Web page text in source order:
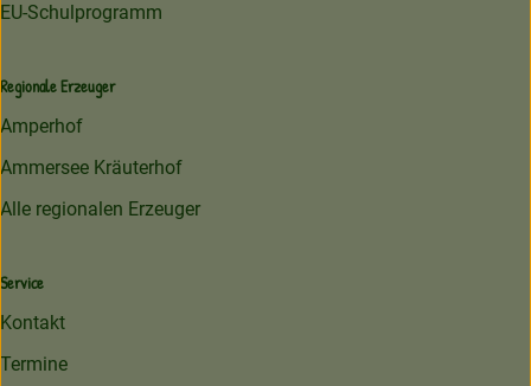
EU-Schulprogramm
Regionale Erzeuger
Amperhof
Ammersee Kräuterhof
Alle regionalen Erzeuger
Service
Kontakt
Termine